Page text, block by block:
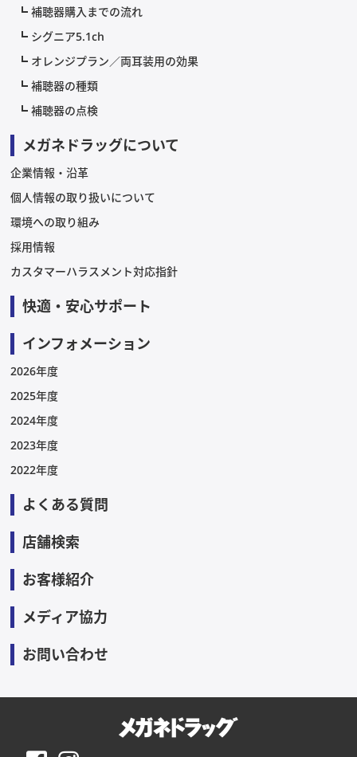
補聴器購入までの流れ
シグニア5.1ch
オレンジプラン／両耳装用の効果
補聴器の種類
補聴器の点検
メガネドラッグについて
企業情報・沿革
個人情報の取り扱いについて
環境への取り組み
採用情報
カスタマーハラスメント対応指針
快適・安心サポート
インフォメーション
2026年度
2025年度
2024年度
2023年度
2022年度
よくある質問
店舗検索
お客様紹介
メディア協力
お問い合わせ